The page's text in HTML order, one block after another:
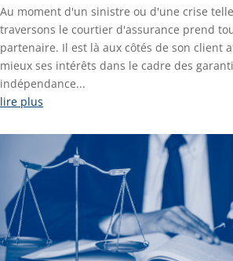
Au moment d'un sinistre ou d'une crise
traversons le courtier d'assurance prend
partenaire. Il est là aux côtés de son client
mieux ses intérêts dans le cadre des
indépendance...
lire plus